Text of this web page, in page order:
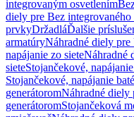
integrovaným osvetlením
diely pre Bez integrovaného
prvkyDržadláĎalšie
armatúryNáhradné diely
napájanie zo sieteNáhradné
sieteStojančekové,
Stojančekové, napájanie
generátoromNáhradné diely
generátoromStojančeková